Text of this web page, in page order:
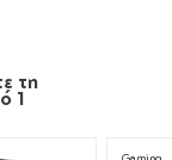
τη
1